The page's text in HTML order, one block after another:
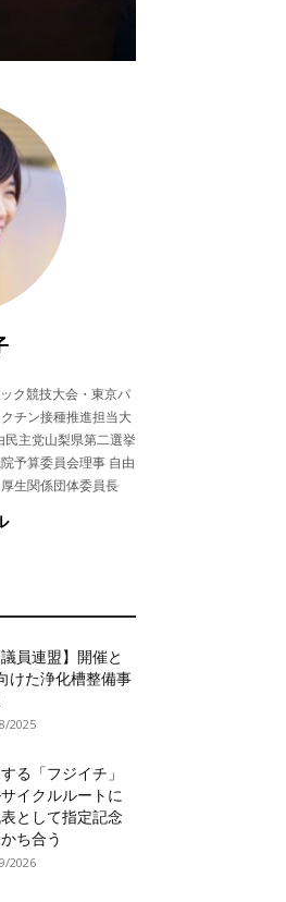
ク競技大会・東京パ
チン接種推進担当大
主党山梨県第二選挙
予算委員会理事 自由
生関係団体委員長
議員連盟】開催と
けた浄化槽整備事
2025
る「フジイチ」
イクルルートに
として指定記念
ち合う
2026